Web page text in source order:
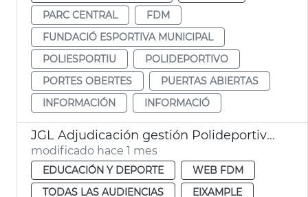
PARC CENTRAL
FDM
FUNDACIÓ ESPORTIVA MUNICIPAL
POLIESPORTIU
POLIDEPORTIVO
PORTES OBERTES
PUERTAS ABIERTAS
INFORMACIÓN
INFORMACIÓ
JGL Adjudicación gestión Polideportivo Parc Central
modificado hace 1 mes
EDUCACIÓN Y DEPORTE
WEB FDM
TODAS LAS AUDIENCIAS
EIXAMPLE